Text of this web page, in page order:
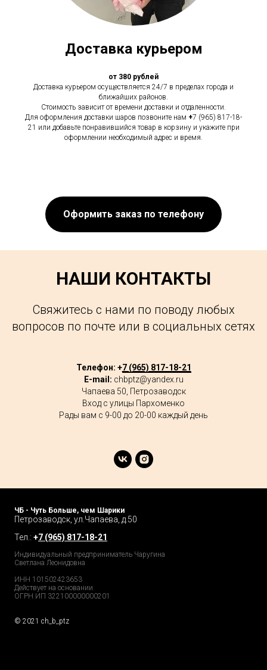
Доставка курьером
от 380 рублей
Доставка курьером осуществляется 24/7 в пределах города и
ближайших районов.
Стоимость зависит от времени доставки и отдаленности.
Для оформления доставки шаров позвоните нам +7 (965) 817-18-
21 или добавьте понравившийся товар в корзину и укажите при
оформлении необходимый адрес и время.
Оформить заказ по телефону
НАШИ КОНТАКТЫ
Свяжитесь с нами по поводу любых
вопросов по почте или в социальных сетях
Телефон: +7 (965) 817-18-21
E-mail: chbptz@yandex.ru
Чапаева 50, Петрозаводск
Вход с улицы Пархоменко
Рады вам с 9-00 до 20-00 каждый день
ЧБ - Чуть Больше, чем Шарики
Петрозаводск, ул.Чапаева, д.50
Тел.: +7 (965) 817-18-21
Индивидуальный предприниматель Чаругина
Светлана Леонидовна
ИНН 101502423653
Действует на основании
ОГРН ИП 322100000000201
© 2021 ch_b_ptz